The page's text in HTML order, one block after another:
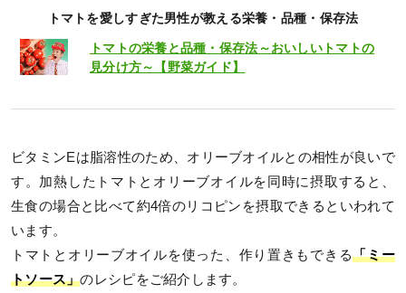
トマトを愛しすぎた男性が教える栄養・品種・保存法
トマトの栄養と品種・保存法～おいしいトマトの
見分け方～【野菜ガイド】
ビタミンEは脂溶性のため、オリーブオイルとの相性が良いで
す。加熱したトマトとオリーブオイルを同時に摂取すると、
生食の場合と比べて約4倍のリコピンを摂取できるといわれて
います。
トマトとオリーブオイルを使った、作り置きもできる「ミー
トソース」のレシピをご紹介します。